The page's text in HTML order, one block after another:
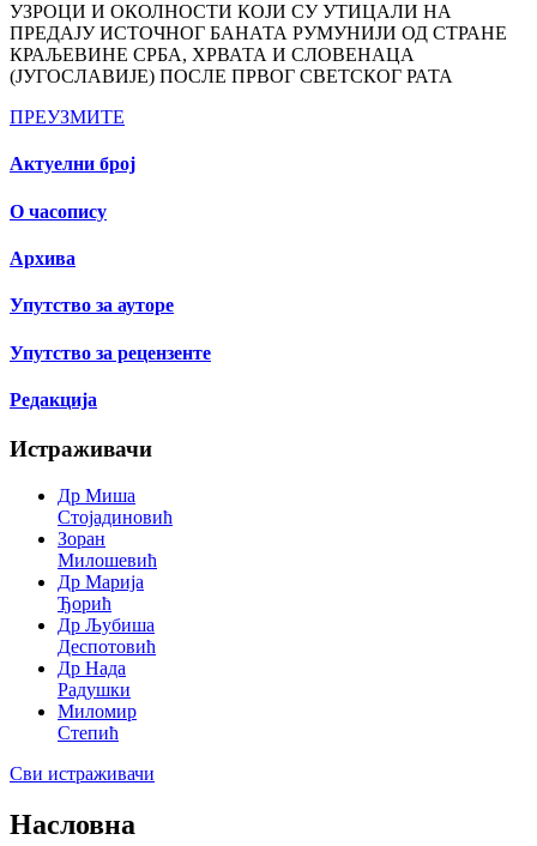
УЗРОЦИ И ОКОЛНОСТИ КОЈИ СУ УТИЦАЛИ НА
ПРЕДАЈУ ИСТОЧНОГ БАНАТА РУМУНИЈИ ОД СТРАНЕ
КРАЉЕВИНЕ СРБА, ХРВАТА И СЛОВЕНАЦА
(ЈУГОСЛАВИЈЕ) ПОСЛЕ ПРВОГ СВЕТСКОГ РАТА
ПРЕУЗМИТЕ
Актуелни број
О часопису
Архива
Упутство за ауторе
Упутство за рецензенте
Редакција
Истраживачи
Др Миша
Стојадиновић
Зоран
Милошевић
Др Марија
Ђорић
Др Љубиша
Деспотовић
Др Нада
Радушки
Миломир
Степић
Сви истраживачи
Насловна